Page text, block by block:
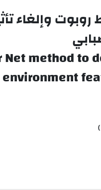
وإلغاء
Net method to
environment